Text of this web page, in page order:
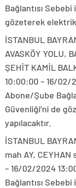
Bağlantısı Sebebi
gözeterek elektrik
İSTANBUL
AVASKÖY YOLU,
ŞEHİT KAMİL
10:00:00 – 16/02/
Abone/Şube
Güvenliği’ni de
yapılacaktır.
İSTANBUL
mah AY,
– 16/02/2024
Bağlantısı Sebebi